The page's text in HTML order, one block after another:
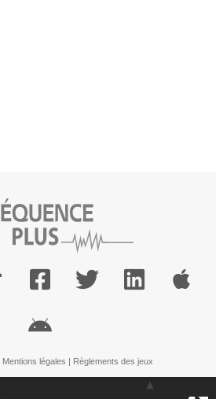
Mentions légales | Règlements des jeux